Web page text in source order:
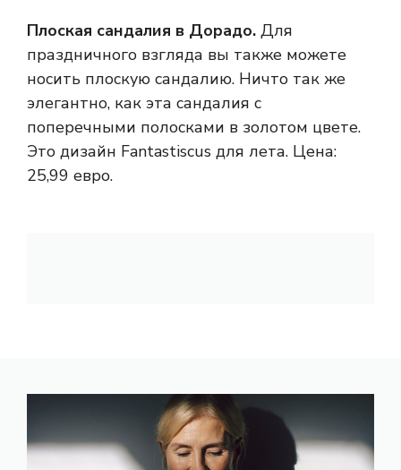
Плоская сандалия в Дорадо. Для
праздничного взгляда вы также можете
носить плоскую сандалию. Ничто так же
элегантно, как эта сандалия с
поперечными полосками в золотом цвете.
Это дизайн Fantastiscus для лета. Цена:
25,99 евро.